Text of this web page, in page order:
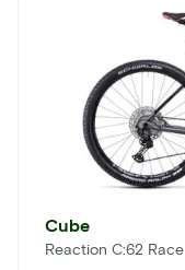
Cube
Reaction C:62 Race